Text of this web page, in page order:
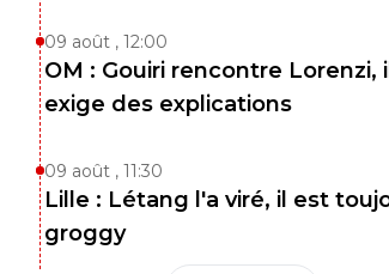
09 août , 12:00
OM : Gouiri rencontre Lorenzi, il
exige des explications
09 août , 11:30
Lille : Létang l'a viré, il est
groggy